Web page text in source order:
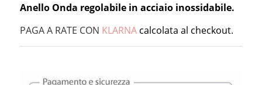
Anello Onda regolabile in acciaio inossidabile.
PAGA A RATE CON KLARNA calcolata al checkout.